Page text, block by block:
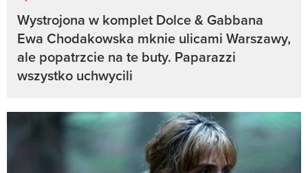
Wystrojona w komplet Dolce & Gabbana
Ewa Chodakowska mknie ulicami Warszawy,
ale popatrzcie na te buty. Paparazzi
wszystko uchwycili